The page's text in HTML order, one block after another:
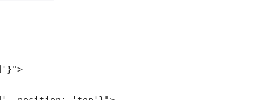
'}">